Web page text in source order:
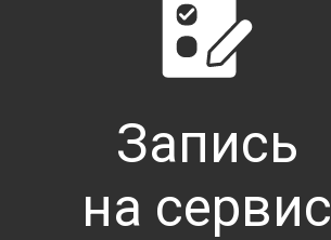
Запись
на сервис